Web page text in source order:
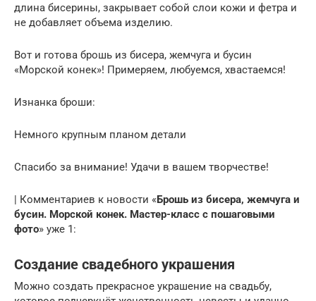
длина бисерины, закрывает собой слои кожи и фетра и
не добавляет объема изделию.
Вот и готова брошь из бисера, жемчуга и бусин
«Морской конек»! Примеряем, любуемся, хвастаемся!
Изнанка броши:
Немного крупным планом детали
Спасибо за внимание! Удачи в вашем творчестве!
| Комментариев к новости «Брошь из бисера, жемчуга и
бусин. Морской конек. Мастер-класс с пошаговыми
фото» уже 1:
Создание свадебного украшения
Можно создать прекрасное украшение на свадьбу,